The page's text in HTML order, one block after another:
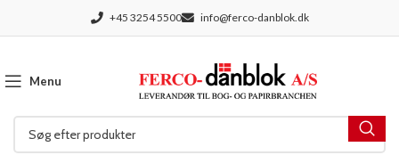
+45 3254 5500 info@ferco-danblok.dk
Menu